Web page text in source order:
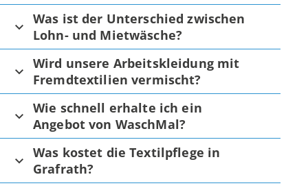
Was ist der Unterschied zwischen
Lohn- und Mietwäsche?
Wird unsere Arbeitskleidung mit
Fremdtextilien vermischt?
Wie schnell erhalte ich ein
Angebot von WaschMal?
Was kostet die Textilpflege in
Grafrath?